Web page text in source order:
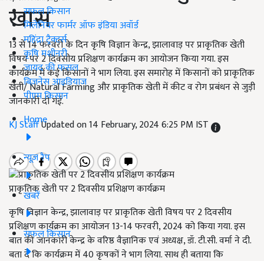
सफल किसान
मिलेनियर फार्मर ऑफ इंडिया अवॉर्ड
महिंद्रा ट्रैक्टर्स
कृषि मशीनरी
जायद की फसल
बिज़नेस आइडियाज
पीएम किसान
Home
न्यूज़ रैप
खबरें
सफल किसान
खास
13 से 14 फरवरी के दिन कृषि विज्ञान केन्द्र, झालावाड़ पर प्राकृतिक खेती
विषय पर 2 दिवसीय प्रशिक्षण कार्यक्रम का आयोजन किया गया. इस
कार्यक्रम में कई किसानों ने भाग लिया. इस समारोह में किसानों को प्राकृतिक
खेती/ Natural Farming और प्राकृतिक खेती में कीट व रोग प्रबंधन से जुड़ी
जानकारी दी गई.
KJ StaffUpdated on 14 February, 2024 6:25 PM IST
प्राकृतिक खेती पर 2 दिवसीय प्रशिक्षण कार्यक्रम
कृषि विज्ञान केन्द्र, झालावाड़ पर प्राकृतिक खेती विषय पर 2 दिवसीय
प्रशिक्षण कार्यक्रम का आयोजन 13-14 फरवरी, 2024 को किया गया. इस
बात की जानकारी केन्द्र के वरिष्ठ वैज्ञानिक एवं अध्यक्ष, डॉ. टी.सी. वर्मा ने दी.
बता दें कि कार्यक्रम में 40 कृषकों ने भाग लिया. साथ ही बताया कि